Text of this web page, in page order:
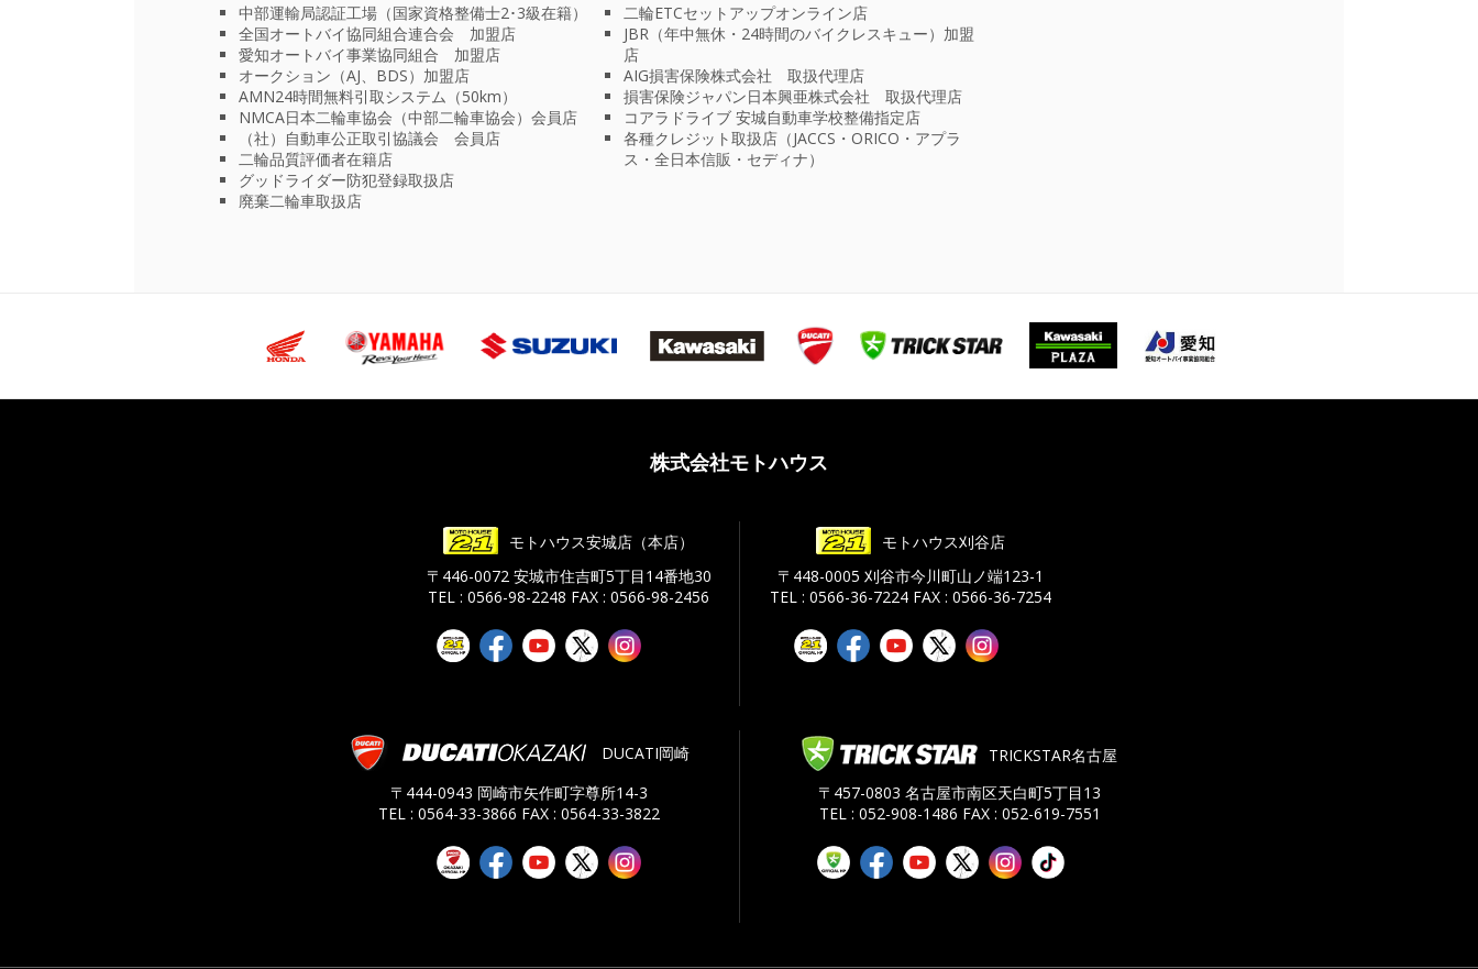
中部運輸局認証工場（国家資格整備士2･3級在籍）
全国オートバイ協同組合連合会 加盟店
愛知オートバイ事業協同組合 加盟店
オークション（AJ、BDS）加盟店
AMN24時間無料引取システム（50km）
NMCA日本二輪車協会（中部二輪車協会）会員店
（社）自動車公正取引協議会 会員店
二輪品質評価者在籍店
グッドライダー防犯登録取扱店
廃棄二輪車取扱店
二輪ETCセットアップオンライン店
JBR（年中無休・24時間のバイクレスキュー）加盟
店
AIG損害保険株式会社 取扱代理店
損害保険ジャパン日本興亜株式会社 取扱代理店
コアラドライブ 安城自動車学校整備指定店
各種クレジット取扱店（JACCS・ORICO・アプラ
ス・全日本信販・セディナ）
株式会社モトハウス
モトハウス安城店（本店）
〒446-0072 安城市住吉町5丁目14番地30
TEL : 0566-98-2248 FAX : 0566-98-2456
モトハウス刈谷店
〒448-0005 刈谷市今川町山ノ端123-1
TEL : 0566-36-7224 FAX : 0566-36-7254
DUCATI岡崎
〒444-0943 岡崎市矢作町字尊所14-3
TEL : 0564-33-3866 FAX : 0564-33-3822
TRICKSTAR名古屋
〒457-0803 名古屋市南区天白町5丁目13
TEL : 052-908-1486 FAX : 052-619-7551